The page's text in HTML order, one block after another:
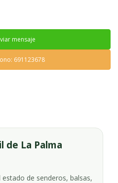
mensaje
691123678
La Palma
de senderos, balsas,